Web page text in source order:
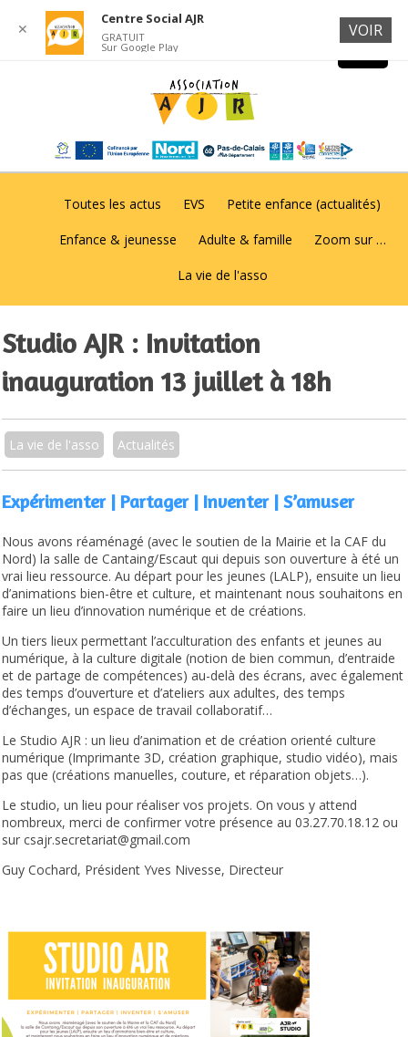
Toutes les actus EVS Petite enfance (actualités)
Enfance & jeunesse Adulte & famille Zoom sur …
La vie de l'asso
Studio AJR : Invitation
inauguration 13 juillet à 18h
La vie de l'asso Actualités
Expérimenter | Partager | Inventer | S’amuser
Nous avons réaménagé (avec le soutien de la Mairie et la CAF du
Nord)la salle de Cantaing/Escaut qui depuis son ouverture à été un
vrai lieu ressource. Au départ pour les jeunes (LALP), ensuite un lieu
d’animations bien-être et culture,et maintenant nous souhaitons en
faire un lieu d’innovation numérique et de créations.
Un tiers lieux permettant l’acculturation des enfants et jeunes au
numérique, à la culture digitale (notion de bien commun, d’entraide
et de partage de compétences) au-delà des écrans, avec également
des temps d’ouverture et d’ateliers aux adultes, des temps
d’échanges, un espace de travail collaboratif…
Le Studio AJR : un lieu d’animation et de création orienté culture
numérique(Imprimante 3D, création graphique, studio vidéo),mais
pas que (créations manuelles, couture, et réparation objets…).
Le studio, un lieu pour réaliser vos projets.On vous y attend
nombreux, merci de confirmer votre présence au 03.27.70.18.12ou
sur csajr.secretariat@gmail.com
Guy Cochard, Président Yves Nivesse, Directeur
✕
Centre Social AJR
GRATUIT
Sur Google Play
VOIR